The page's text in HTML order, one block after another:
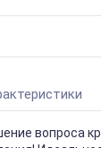
вопроса